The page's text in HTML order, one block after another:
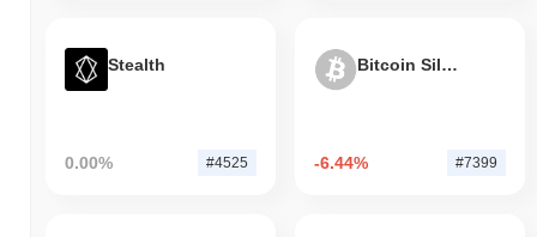
Stealth
0.00% #4525
Bitcoin Silver
-6.44% #7399